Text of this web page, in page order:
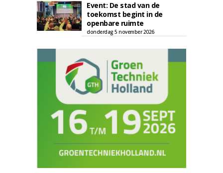
Event: De stad van de
toekomst begint in de
openbare ruimte
donderdag 5 november 2026